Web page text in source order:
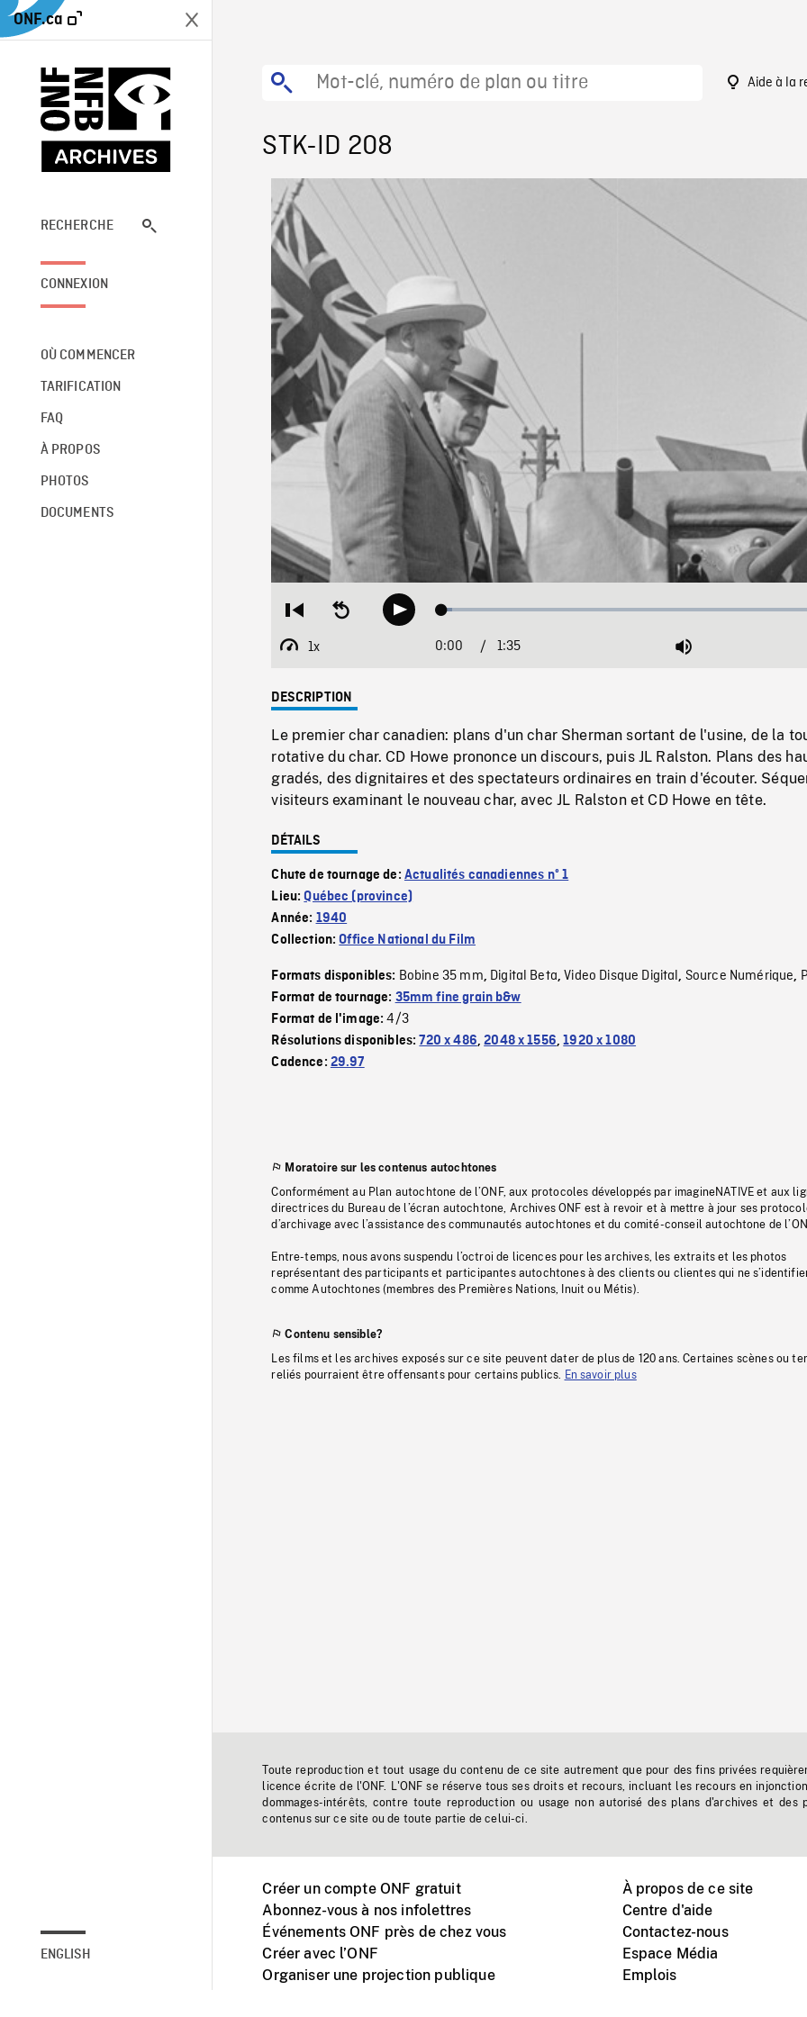
ONF.ca
RECHERCHE
CONNEXION
OÙ COMMENCER
TARIFICATION
FAQ
À PROPOS
PHOTOS
DOCUMENTS
ENGLISH
Aide à la
STK-ID 208
Restart
beginning
Seek
backwardPlay Loaded:
1x
Playback
Current
0:00 / 1:35 Mute
DESCRIPTION
Le premier char canadien: plans d'un char Sherman sortant de l'usine, de la
rotative du char. CD Howe prononce un discours, puis JL Ralston. Plans des
gradés, des dignitaires et des spectateurs ordinaires en train d'écouter.
visiteurs examinant le nouveau char, avec JL Ralston et CD Howe en tête.
DÉTAILS
Chute de tournage de: Actualités canadiennes nº 1
Lieu:Québec (province)
Année: 1940
Collection:Office National du Film
Formats disponibles: Bobine 35 mm, Digital Beta,Video Disque Digital, Source Numérique,
Format de tournage: 35mm fine grain b&w
Format de l'image:4/3
Résolutions disponibles:720 x 486,2048 x 1556,1920 x 1080
Cadence: 29.97
Moratoire sur les contenus autochtones
Conformément au Plan autochtone de l’ONF, aux protocoles développés par imagineNATIVE et aux
directrices du Bureau de l’écran autochtone, Archives ONF est à revoir et à mettre à jour ses
d’archivage avec l’assistance des communautés autochtones et du comité-conseil autochtone de
Entre-temps, nous avons suspendu l’octroi de licences pour les archives, les extraits et les photos
représentant des participants et participantes autochtones à des clients ou clientes qui ne
comme Autochtones (membres des Premières Nations, Inuit ou Métis).
Contenu sensible?
Les films et les archives exposés sur ce site peuvent dater de plus de 120 ans. Certaines scènes ou
reliés pourraient être offensants pour certains publics.
En savoir plus
Toute reproduction et tout usage du contenu de ce site autrement que pour des fins privées
licence écrite de l'ONF. L'ONF se réserve tous ses droits et recours, incluant les recours en
dommages-intérêts, contre toute reproduction ou usage non autorisé des plans d'archives et des
contenus sur ce site ou de toute partie de celui-ci.
Créer un compte ONF gratuit
Abonnez-vous à nos infolettres
Événements ONF près de chez vous
Créer avec l’ONF
Organiser une projection publique
À propos de ce site
Centre d'aide
Contactez-nous
Espace Média
Emplois